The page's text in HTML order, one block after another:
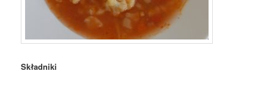
Składniki